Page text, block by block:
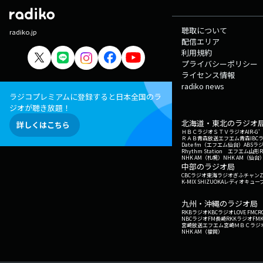
radiko.jp
ラジコプレミアムに登録すると日本全国のラ
ジオが聴き放題！
詳しくはこちら
聴取について
配信エリア
利用規約
プライバシーポリシー
ライセンス情報
radiko news
北海道・東北のラジオ
ＨＢＣラジオＳＴＶラジオAIR-G'
ＲＡＢ青森放送エフエム青森IBC
Date fm（エフエム仙台） ABSラ
Rhythm Station エフエム山形
NHK AM（札幌） NHK AM（仙台
中部のラジオ局
CBCラジオ東海ラジオぎふチャン
K-MIX SHIZUOKAレディオキュー
九州・沖縄のラジオ局
RKBラジオKBCラジオLOVE FM
NBCラジオFM長崎RKKラジオ
宮崎放送エフエム宮崎ＭＢＣラジ
NHK AM（福岡）